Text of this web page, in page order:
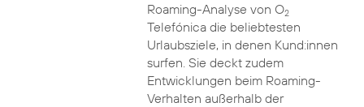
Roaming-Analyse von O2
Telefónica die beliebtesten
Urlaubsziele, in denen Kund:innen
surfen. Sie deckt zudem
Entwicklungen beim Roaming-
Verhalten außerhalb der